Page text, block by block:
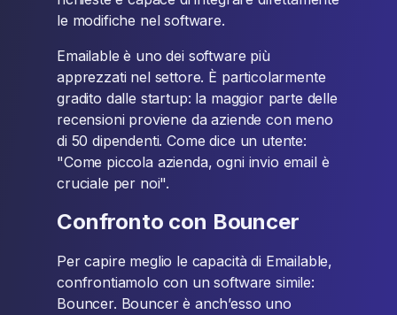
le modifiche nel software.
Emailable è uno dei software più
apprezzati nel settore. È particolarmente
gradito dalle startup: la maggior parte delle
recensioni proviene da aziende con meno
di 50 dipendenti. Come dice un utente:
"Come piccola azienda, ogni invio email è
cruciale per noi".
Confronto con Bouncer
Per capire meglio le capacità di Emailable,
confrontiamolo con un software simile:
Bouncer. Bouncer è anch’esso uno